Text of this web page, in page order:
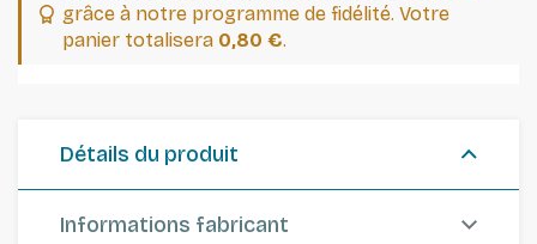
grâce à notre programme de fidélité. Votre
panier totalisera 0,80 €.
Détails du produit
Informations fabricant